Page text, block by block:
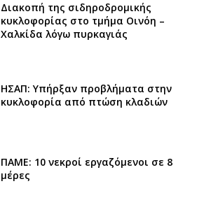
Διακοπή της σιδηροδρομικής
κυκλοφορίας στο τμήμα Οινόη –
Χαλκίδα λόγω πυρκαγιάς
ΗΣΑΠ: Υπήρξαν προβλήματα στην
κυκλοφορία από πτώση κλαδιών
ΠΑΜΕ: 10 νεκροί εργαζόμενοι σε 8
μέρες